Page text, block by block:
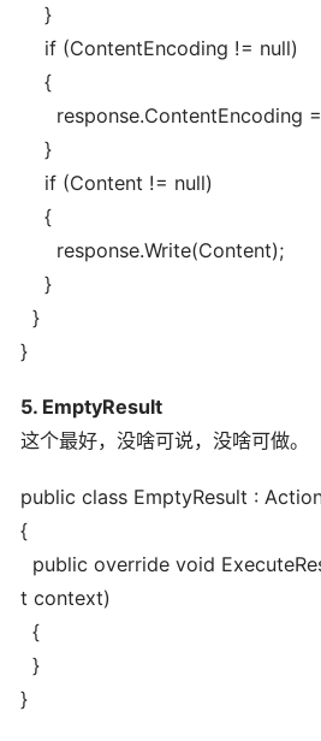
}
if (ContentEncoding != null)
{
response.ContentEncoding
}
if (Content != null)
{
response.Write(Content);
}
}
}
5. EmptyResult
这个最好，没啥可说，没啥可做。
public class EmptyResult :
{
public override void
t context)
{
}
}